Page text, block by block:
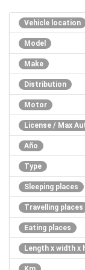
Vehicle location
Model
Make
Distribution
Motor
License / Max
Año
Type
Sleeping places
Travelling places
Eating places
Length x width x